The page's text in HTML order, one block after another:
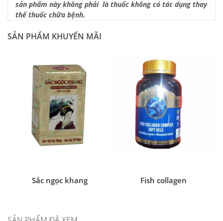
sản phẩm này không phải là thuốc không có tác dụng thay
thế thuốc chữa bệnh.
SẢN PHẨM KHUYẾN MÃI
Sắc ngọc khang Fish collagen